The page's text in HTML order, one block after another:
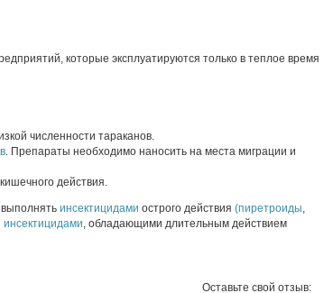
которые эксплуатируются только в теплое время
численности тараканов.
. Препараты необходимо наносить на места миграции и
действия.
инсектицидами острого действия (пиретроиды,
инсектицидами, обладающими длительным действием
Оставьте свой отзыв: